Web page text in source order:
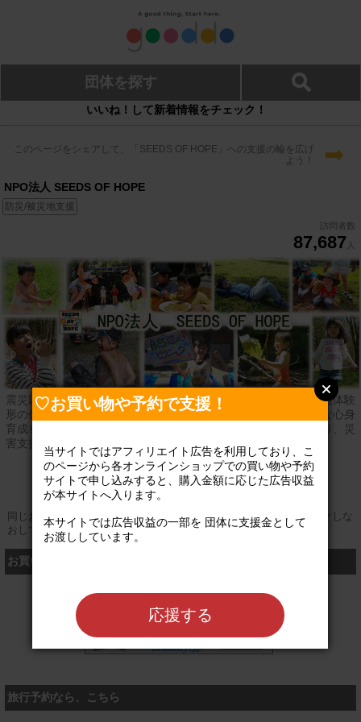
団体を探す
いいね！して新着情報をチェック！
このページをシェアして、「SEEDS OF HOPE」への支援の輪を広げ
よう！
➡
NPO法人 SEEDS OF HOPE
防災/被災地支援
訪問者数
87,687 人
震災以降、ストレスの多い環境で暮らす福島の親子に対し、自然体験
形の保養ピクニックを開催。自然体験を通し、子ども達の健全な心身
育成を目指し活動している。その他ママたちのコミュニティ作り、災
害支援を行う。
公式サイト
同じお買い物やお申し込みを複数回行う場合は、そのたびにクリックしな
おしてください
お買い物するなら、こちら
シャディ
旅行予約なら、こちら
♡お買い物や予約で支援！
当サイトではアフィリエイト広告を利用しており、こ
のページから各オンラインショップでの買い物や予約
サイトで申し込みすると、購入金額に応じた広告収益
が本サイトへ入ります。
本サイトでは広告収益の一部を 団体に支援金として
お渡ししています。
応援する